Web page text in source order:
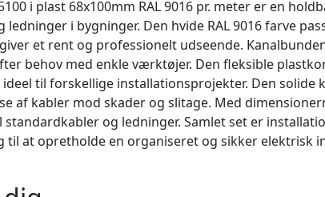
i plast 68x100mm RAL 9016 pr. meter er en
i bygninger. Den hvide RAL 9016 farve
et rent og professionelt udseende.
behov med enkle værktøjer. Den fleksible
til forskellige installationsprojekter. Den solide
af kabler mod skader og slitage. Med
og ledninger. Samlet set er
til at opretholde en organiseret og sikker elektrisk